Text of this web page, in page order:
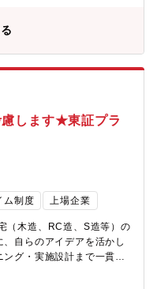
に約35名が在籍し、品質管
。工場には20～40代を中
■中途採用者が9割以上(年
ィールド有)■4年連続ベー
2024年4月には14,000円/
年4月には15,000円■福利
各種手当の導入、退職金
元も随時行っておりま
の整備をグループ全体で
かかりづらいです。【多
種に触って頂く機会があ
様へのご説明もして頂く
可能【キャリアアップの
行っている同社。その
状態です。若くしてリー
規店舗が増えているため
。最短1～3年で工場長へ
的な成長スピード】当社
顧客満足度だけでなく、
に愛されるクルマ屋さ
します★東証プラ
ム制度 上場企業
（木造、RC造、S造等）の
自らのアイデアを活かし
グ・実施設計まで一貫し
同行し、説明を実施する